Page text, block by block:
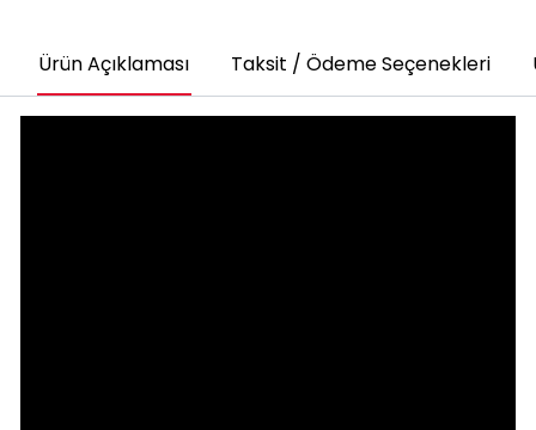
Ürün Açıklaması Taksit / Ödeme Seçenekleri